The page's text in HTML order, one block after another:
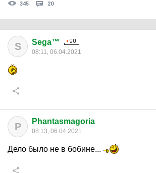
345 20
S Sega™
08:11, 06.04.2021
P Phantasmagoria
08:13, 06.04.2021
Дело было не в бобине...